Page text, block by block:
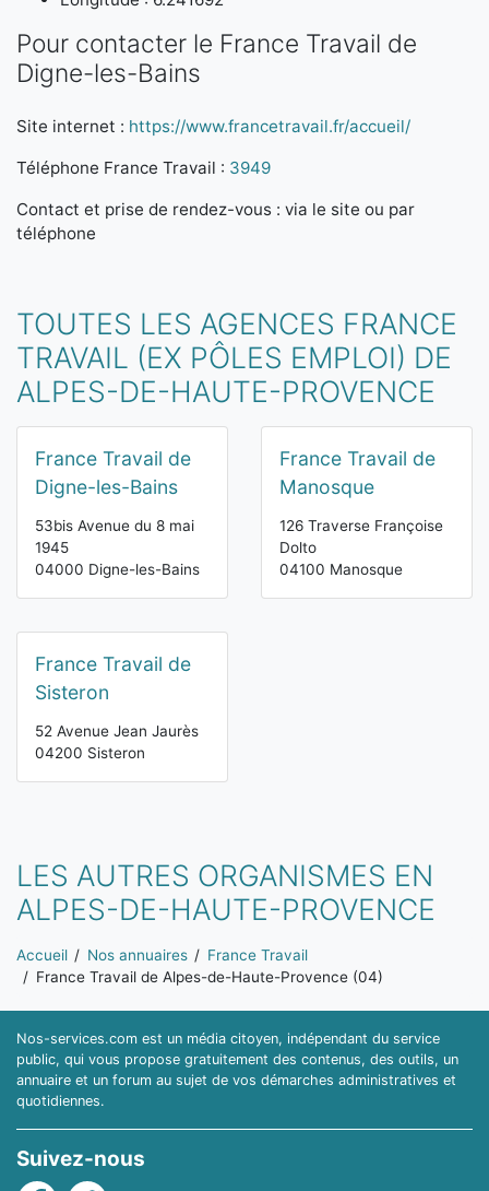
Pour contacter le France Travail de
Digne-les-Bains
Site internet : https://www.francetravail.fr/accueil/
Téléphone France Travail : 3949
Contact et prise de rendez-vous : via le site ou par
téléphone
TOUTES LES AGENCES FRANCE
TRAVAIL (EX PÔLES EMPLOI) DE
ALPES-DE-HAUTE-PROVENCE
France Travail de
Digne-les-Bains
53bis Avenue du 8 mai
1945
04000 Digne-les-Bains
France Travail de
Manosque
126 Traverse Françoise
Dolto
04100 Manosque
France Travail de
Sisteron
52 Avenue Jean Jaurès
04200 Sisteron
LES AUTRES ORGANISMES EN
ALPES-DE-HAUTE-PROVENCE
Vous êtes ici:
Accueil Nos annuaires
France Travail
France Travail de Alpes-de-Haute-Provence (04)
Nos-services.com est un média citoyen, indépendant du service
public, qui vous propose gratuitement des contenus, des outils, un
annuaire et un forum au sujet de vos démarches administratives et
quotidiennes.
Suivez-nous